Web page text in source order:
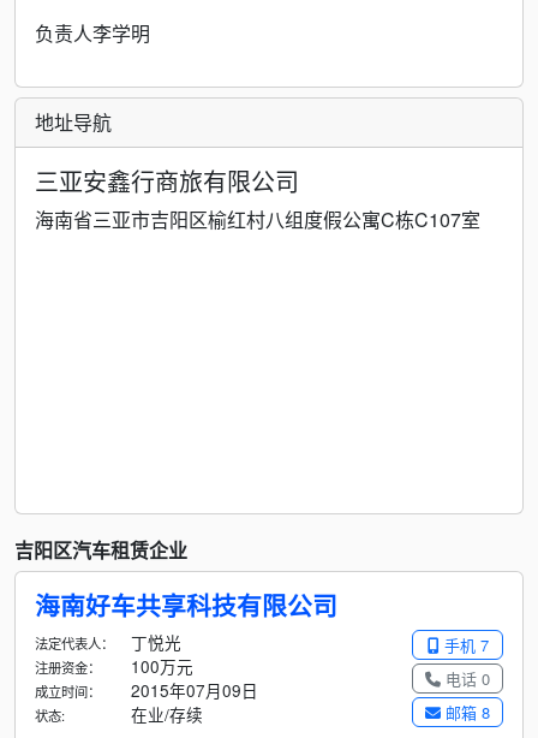
负责人李学明
地址导航
三亚安鑫行商旅有限公司
海南省三亚市吉阳区榆红村八组度假公寓C栋C107室
吉阳区汽车租赁企业
海南好车共享科技有限公司
手机 7
电话 0
邮箱 8
法定代表人： 丁悦光
注册资金： 100万元
成立时间： 2015年07月09日
状态: 在业/存续